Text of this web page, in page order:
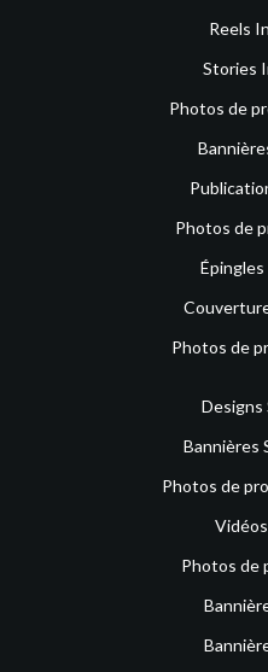
Reels
Stories
Photos de
Photos de
Photos de
Designs
Bannières
Photos de
Photos de